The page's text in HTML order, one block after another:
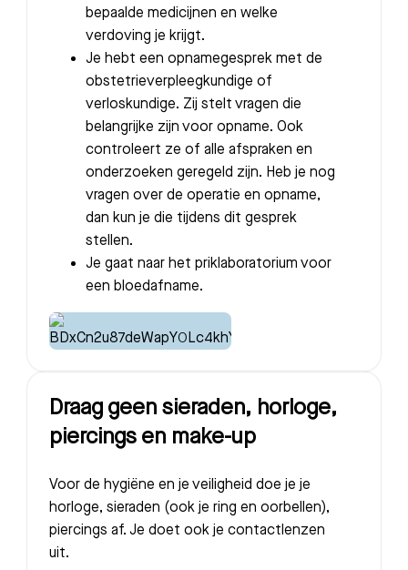
bepaalde medicijnen en welke
verdoving je krijgt.
Je hebt een opnamegesprek met de
obstetrieverpleegkundige of
verloskundige. Zij stelt vragen die
belangrijke zijn voor opname. Ook
controleert ze of alle afspraken en
onderzoeken geregeld zijn. Heb je nog
vragen over de operatie en opname,
dan kun je die tijdens dit gesprek
stellen.
Je gaat naar het priklaboratorium voor
een bloedafname.
Draag geen sieraden, horloge,
piercings en make-up
Voor de hygiëne en je veiligheid doe je je
horloge, sieraden (ook je ring en oorbellen),
piercings af. Je doet ook je contactlenzen
uit.